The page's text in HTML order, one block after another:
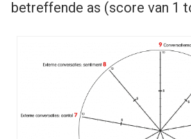
betreffende as (score van 1